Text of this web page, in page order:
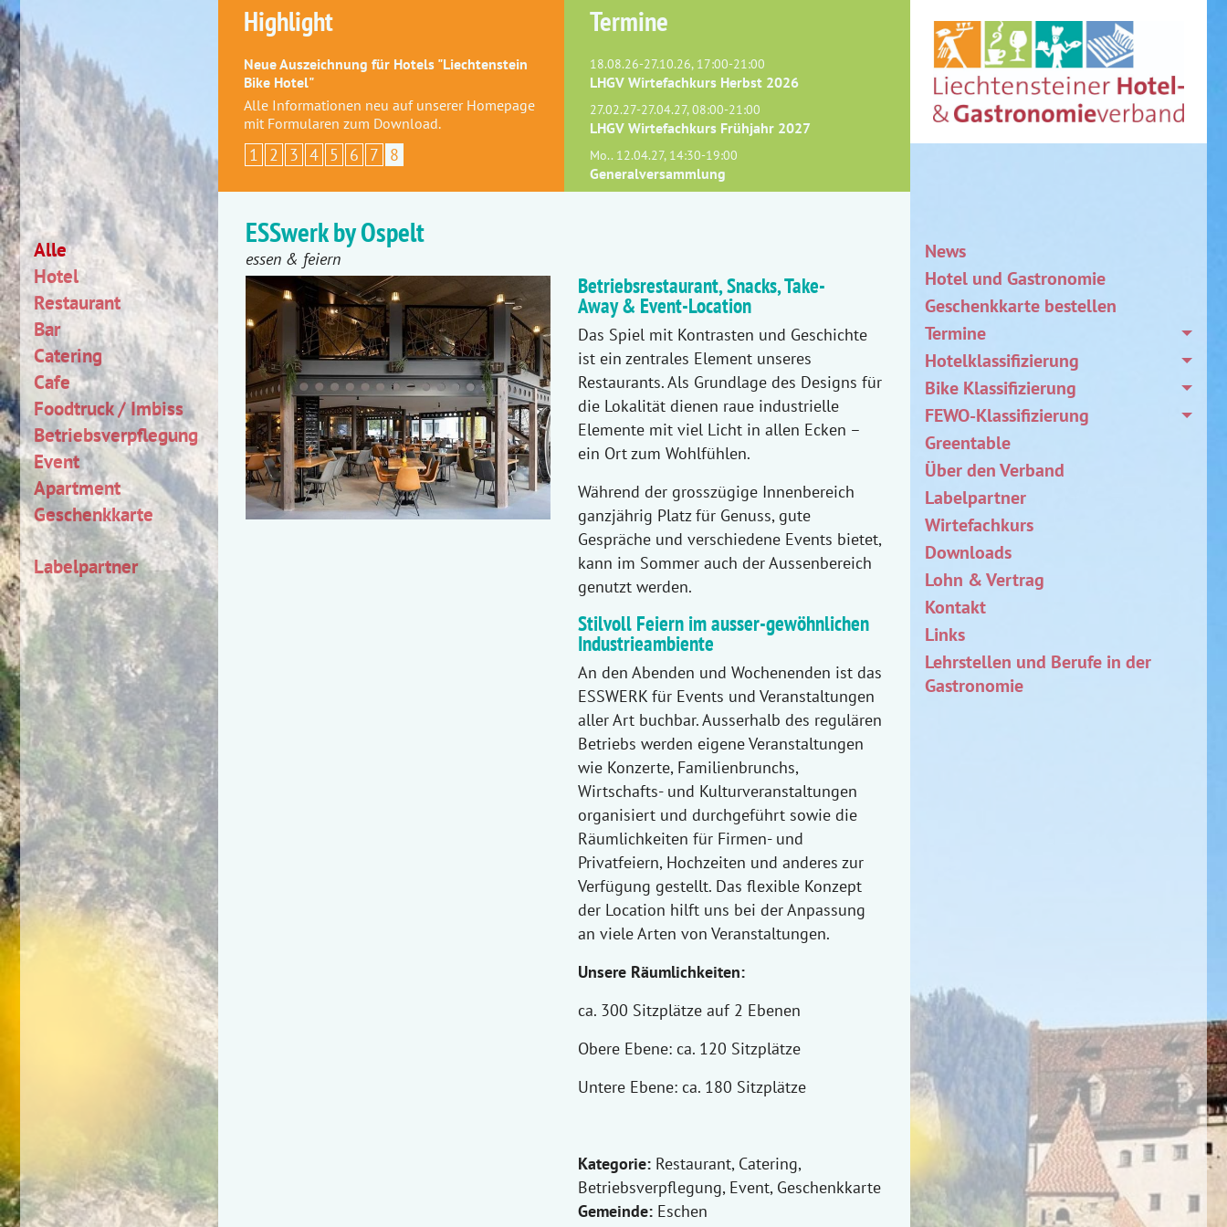
Alle
Hotel
Restaurant
Bar
Catering
Cafe
Foodtruck / Imbiss
Betriebsverpflegung
Event
Apartment
Geschenkkarte
Labelpartner
Highlight
Neue Auszeichnung für Hotels "Liechtenstein
Bike Hotel"
Alle Informationen neu auf unserer Homepage
mit Formularen zum Download.
1 2 3 4 5 6 7 8
Termine
18.08.26-27.10.26, 17:00-21:00
LHGV Wirtefachkurs Herbst 2026
27.02.27-27.04.27, 08:00-21:00
LHGV Wirtefachkurs Frühjahr 2027
Mo.. 12.04.27, 14:30-19:00
Generalversammlung
ESSwerk by Ospelt
essen & feiern
Betriebsrestaurant, Snacks, Take-
Away & Event-Location
Das Spiel mit Kontrasten und Geschichte
ist ein zentrales Element unseres
Restaurants. Als Grundlage des Designs für
die Lokalität dienen raue industrielle
Elemente mit viel Licht in allen Ecken –
ein Ort zum Wohlfühlen.
Während der grosszügige Innenbereich
ganzjährig Platz für Genuss, gute
Gespräche und verschiedene Events bietet,
kann im Sommer auch der Aussenbereich
genutzt werden.
Stilvoll Feiern im ausser-gewöhnlichen
Industrieambiente
An den Abenden und Wochenenden ist das
ESSWERK für Events und Veranstaltungen
aller Art buchbar. Ausserhalb des regulären
Betriebs werden eigene Veranstaltungen
wie Konzerte, Familienbrunchs,
Wirtschafts- und Kulturveranstaltungen
organisiert und durchgeführt sowie die
Räumlichkeiten für Firmen- und
Privatfeiern, Hochzeiten und anderes zur
Verfügung gestellt. Das flexible Konzept
der Location hilft uns bei der Anpassung
an viele Arten von Veranstaltungen.
Unsere Räumlichkeiten:
ca. 300 Sitzplätze auf 2 Ebenen
Obere Ebene: ca. 120 Sitzplätze
Untere Ebene: ca. 180 Sitzplätze
Kategorie:Restaurant, Catering,
Betriebsverpflegung, Event, Geschenkkarte
Gemeinde:Eschen
News
Hotel und Gastronomie
Geschenkkarte bestellen
Termine
Hotelklassifizierung
Bike Klassifizierung
FEWO-Klassifizierung
Greentable
Über den Verband
Labelpartner
Wirtefachkurs
Downloads
Lohn & Vertrag
Kontakt
Links
Lehrstellen und Berufe in der
Gastronomie